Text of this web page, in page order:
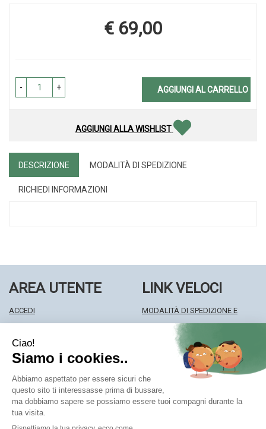
Prezzo
€ 69,00
- + AGGIUNGI AL CARRELLO
AGGIUNGI ALLA WISHLIST
DESCRIZIONE MODALITÀ DI SPEDIZIONE
RICHIEDI INFORMAZIONI
AREA UTENTE
ACCEDI
WISHLIST
ISCRIZIONE ALLA NEWSLETTER
LINK VELOCI
MODALITÀ DI SPEDIZIONE E
MODALITÀ DI PAGAMENTO
INFORMATIVA PRIVACY
CONDIZIONI DI VENDITA
Farmacia Centrale Srl